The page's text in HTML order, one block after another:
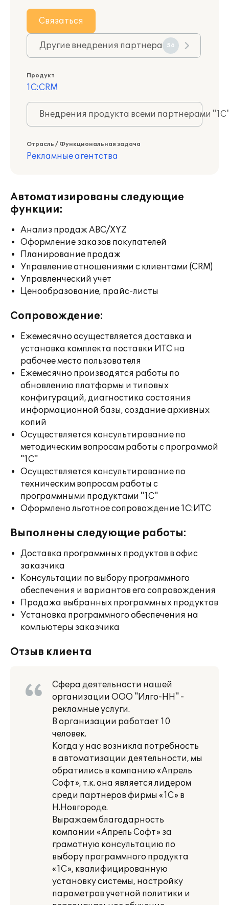
Связаться
Другие внедрения партнера 56
Продукт
1С:CRM
Внедрения продукта всеми партнерами
Отрасль / Функциональная задача
Рекламные агентства
Автоматизированы следующие
функции:
Анализ продаж ABC/XYZ
Оформление заказов покупателей
Планирование продаж
Управление отношениями с клиентами (CRM)
Управленческий учет
Ценообразование, прайс-листы
Сопровождение:
Ежемесячно осуществляется доставка и
установка комплекта поставки ИТС на
рабочее место пользователя
Ежемесячно производятся работы по
обновлению платформы и типовых
конфигураций, диагностика состояния
информационной базы, создание архивных
копий
Осуществляется консультирование по
методическим вопросам работы с программой
"1С"
Осуществляется консультирование по
техническим вопросам работы с
программными продуктами "1С"
Оформлено льготное сопровождение 1С:ИТС
Выполнены следующие работы:
Доставка программных продуктов в офис
заказчика
Консультации по выбору программного
обеспечения и вариантов его сопровождения
Продажа выбранных программных продуктов
Установка программного обеспечения на
компьютеры заказчика
Отзыв клиента
Сфера деятельности нашей
организации ООО "Илго-НН" -
рекламные услуги.
В организации работает 10
человек.
Когда у нас возникла потребность
в автоматизации деятельности, мы
обратились в компанию «Апрель
Софт», т.к. она является лидером
среди партнеров фирмы «1С» в
Н.Новгороде.
Выражаем благодарность
компании «Апрель Софт» за
грамотную консультацию по
выбору программного продукта
«1С», квалифицированную
установку системы, настройку
параметров учетной политики и